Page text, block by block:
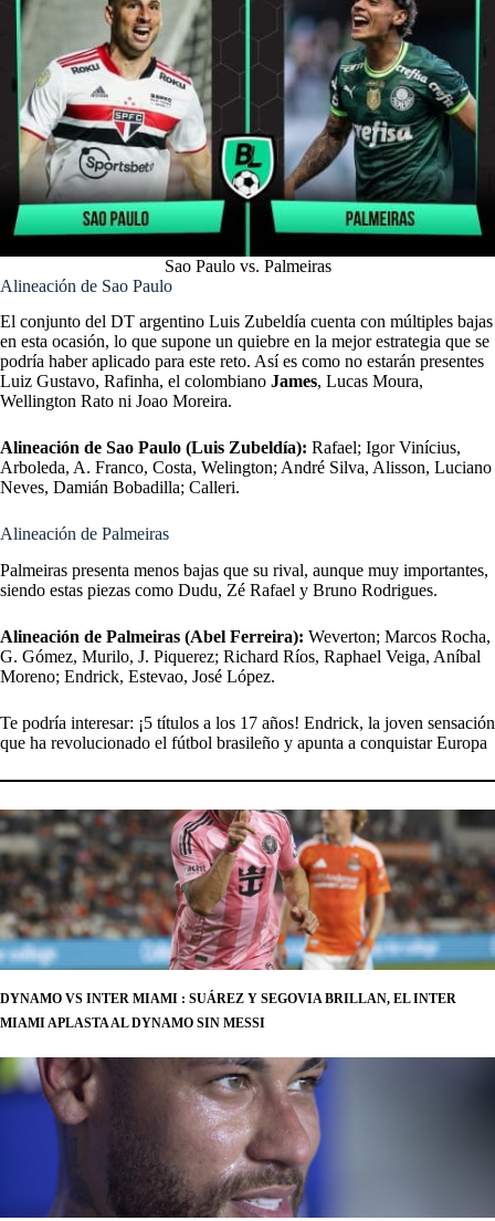
Sao Paulo vs. Palmeiras
Alineación de Sao Paulo
El conjunto del DT argentino Luis Zubeldía cuenta con múltiples bajas
en esta ocasión, lo que supone un quiebre en la mejor estrategia que se
podría haber aplicado para este reto. Así es como no estarán presentes
Luiz Gustavo, Rafinha, el colombiano James, Lucas Moura,
Wellington Rato ni Joao Moreira.
Alineación de Sao Paulo (Luis Zubeldía): Rafael; Igor Vinícius,
Arboleda, A. Franco, Costa, Welington; André Silva, Alisson, Luciano
Neves, Damián Bobadilla; Calleri.
Alineación de Palmeiras
Palmeiras presenta menos bajas que su rival, aunque muy importantes,
siendo estas piezas como Dudu, Zé Rafael y Bruno Rodrigues.
Alineación de Palmeiras (Abel Ferreira): Weverton; Marcos Rocha,
G. Gómez, Murilo, J. Piquerez; Richard Ríos, Raphael Veiga, Aníbal
Moreno; Endrick, Estevao, José López.
Te podría interesar: ¡5 títulos a los 17 años! Endrick, la joven sensación
que ha revolucionado el fútbol brasileño y apunta a conquistar Europa
DYNAMO VS INTER MIAMI : SUÁREZ Y SEGOVIA BRILLAN, EL INTER
MIAMI APLASTA AL DYNAMO SIN MESSI